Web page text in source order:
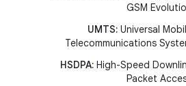
GSM
UMTS: Universal
Telecommunications
HSDPA: High-Speed
Packet